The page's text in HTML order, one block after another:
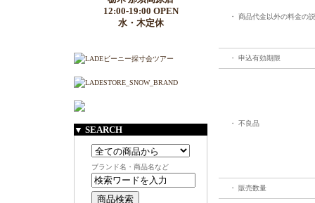
12:00-19:00 OPEN
水・木定休
▼ SEARCH
ブランド名・商品名など
・ 商品代金以外の料金の
・ 申込有効期限
・ 不良品
・ 販売数量